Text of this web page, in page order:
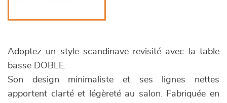
Adoptez un style scandinave revisité avec la table
basse DOBLE.
Son design minimaliste et ses lignes nettes
apportent clarté et légèreté au salon. Fabriquée en